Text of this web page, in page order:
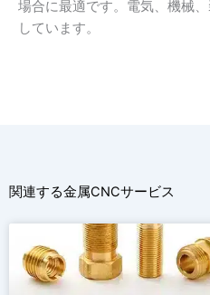
場合に最適です。電気、機械
しています。
関連する金属CNCサービス